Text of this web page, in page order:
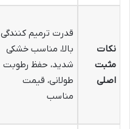
نکات
مثبت
اصلی
قدرت ترمیم کنندگی
بالا، مناسب خشکی
شدید، حفظ رطوبت
طولانی، قیمت
مناسب